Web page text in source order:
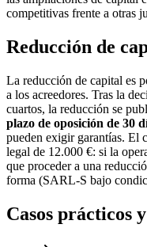
competitivas frente a otras
Reducción de
La reducción de capital es
a los acreedores. Tras la
cuartos, la reducción se
plazo de oposición de 30
pueden exigir garantías. El
legal de 12.000 €: si la
que proceder a una
forma (SARL-S bajo
Casos prácticos